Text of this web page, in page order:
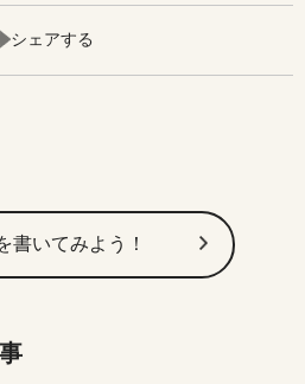
シェアする
書いてみよう！